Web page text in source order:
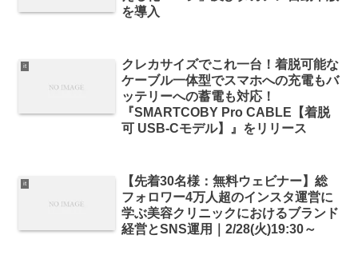
を導入
it
クレカサイズでこれ一台！着脱可能な
ケーブル一体型でスマホへの充電もバ
ッテリーへの蓄電も対応！
『SMARTCOBY Pro CABLE【着脱
可 USB-Cモデル】』をリリース
it
【先着30名様：無料ウェビナー】総
フォロワー4万人超のインスタ運営に
学ぶ美容クリニックにおけるブランド
経営とSNS運用｜2/28(火)19:30～